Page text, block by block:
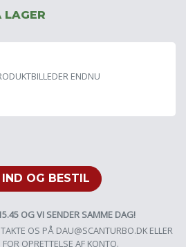
LAGER
ENDNU
IND OG BESTIL
OG VI SENDER SAMME DAG!
OS PÅ DAU@SCANTURBO.DKELLER
OPRETTELSE AF KONTO.